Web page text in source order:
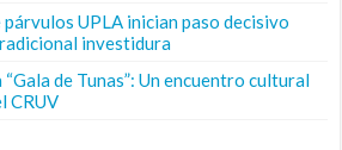
UPLA inician paso decisivo
investidura
de Tunas”: Un encuentro cultural
CRUV